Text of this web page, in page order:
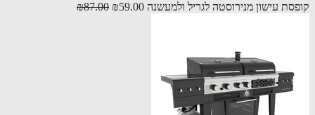
עישון מנירוסטה לגריל ולמעשנה ₪59.00
₪87.00